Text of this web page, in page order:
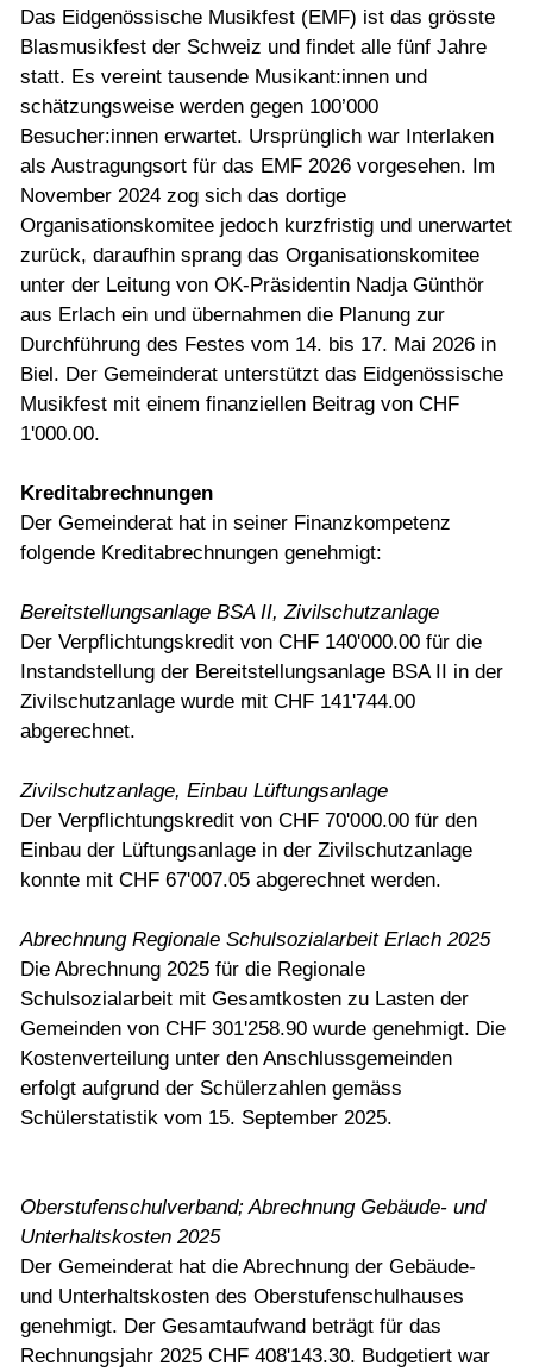
Das Eidgenössische Musikfest (EMF) ist das grösste
Blasmusikfest der Schweiz und findet alle fünf Jahre
statt. Es vereint tausende Musikant:innen und
schätzungsweise werden gegen 100’000
Besucher:innen erwartet. Ursprünglich war Interlaken
als Austragungsort für das EMF 2026 vorgesehen. Im
November 2024 zog sich das dortige
Organisationskomitee jedoch kurzfristig und unerwartet
zurück, daraufhin sprang das Organisationskomitee
unter der Leitung von OK-Präsidentin Nadja Günthör
aus Erlach ein und übernahmen die Planung zur
Durchführung des Festes vom 14. bis 17. Mai 2026 in
Biel. Der Gemeinderat unterstützt das Eidgenössische
Musikfest mit einem finanziellen Beitrag von CHF
1'000.00.
Kreditabrechnungen
Der Gemeinderat hat in seiner Finanzkompetenz
folgende Kreditabrechnungen genehmigt:
Bereitstellungsanlage BSA II, Zivilschutzanlage
Der Verpflichtungskredit von CHF 140'000.00 für die
Instandstellung der Bereitstellungsanlage BSA II in der
Zivilschutzanlage wurde mit CHF 141'744.00
abgerechnet.
Zivilschutzanlage, Einbau Lüftungsanlage
Der Verpflichtungskredit von CHF 70'000.00 für den
Einbau der Lüftungsanlage in der Zivilschutzanlage
konnte mit CHF 67'007.05 abgerechnet werden.
Abrechnung Regionale Schulsozialarbeit Erlach 2025
Die Abrechnung 2025 für die Regionale
Schulsozialarbeit mit Gesamtkosten zu Lasten der
Gemeinden von CHF 301'258.90 wurde genehmigt. Die
Kostenverteilung unter den Anschlussgemeinden
erfolgt aufgrund der Schülerzahlen gemäss
Schülerstatistik vom 15. September 2025.
Oberstufenschulverband; Abrechnung Gebäude- und
Unterhaltskosten 2025
Der Gemeinderat hat die Abrechnung der Gebäude-
und Unterhaltskosten des Oberstufenschulhauses
genehmigt. Der Gesamtaufwand beträgt für das
Rechnungsjahr 2025 CHF 408'143.30. Budgetiert war